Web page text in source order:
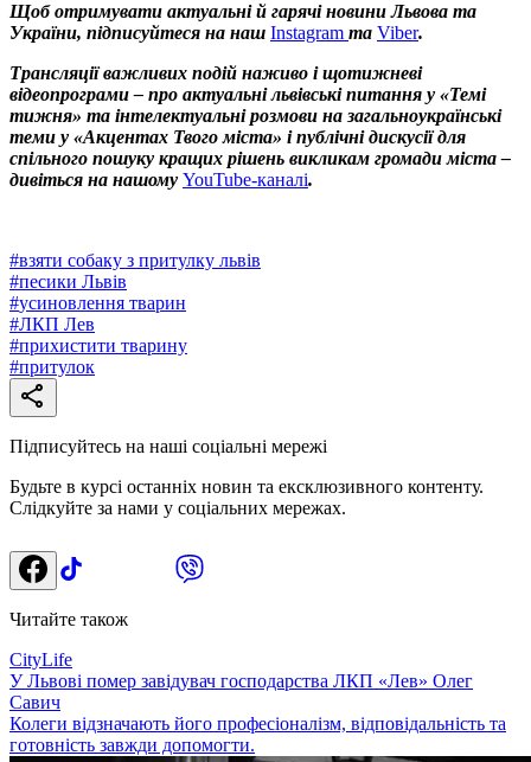
Щоб отримувати актуальні й гарячі новини Львова та
України, підписуйтеся на наш Instagram та Viber.
Трансляції важливих подій наживо і щотижневі
відеопрограми – про актуальні львівські питання у «Темі
тижня» та інтелектуальні розмови на загальноукраїнські
теми у «Акцентах Твого міста» і публічні дискусії для
спільного пошуку кращих рішень викликам громади міста –
дивіться на нашому YouTube-каналі.
#взяти собаку з притулку львів
#песики Львів
#усиновлення тварин
#ЛКП Лев
#прихистити тварину
#притулок
Підписуйтесь на наші соціальні мережі
Будьте в курсі останніх новин та ексклюзивного контенту.
Слідкуйте за нами у соціальних мережах.
Читайте також
CityLife
У Львові помер завідувач господарства ЛКП «Лев» Олег
Савич
Колеги відзначають його професіоналізм, відповідальність та
готовність завжди допомогти.